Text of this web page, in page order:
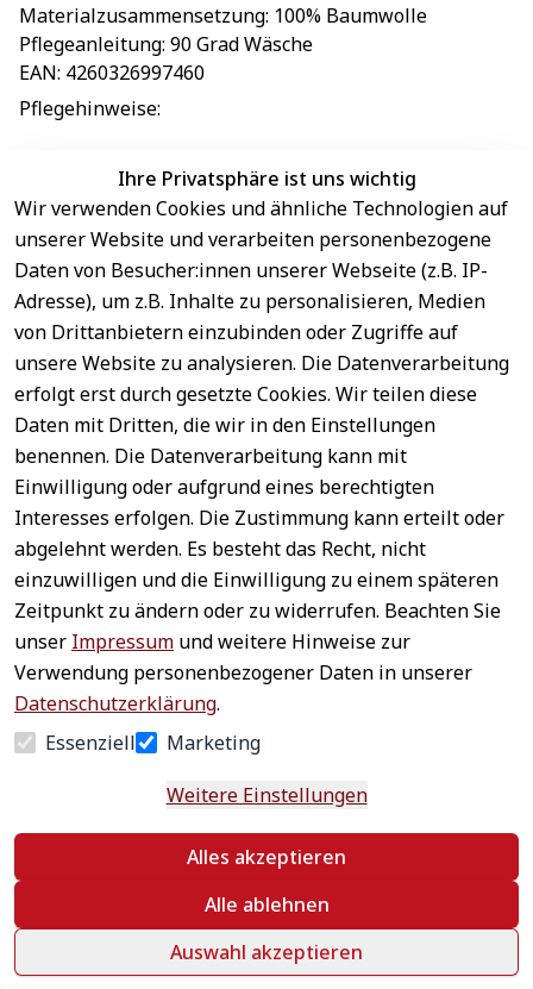
Materialzusammensetzung: 100% Baumwolle
Pflegeanleitung: 90 Grad Wäsche
EAN: 4260326997460
Pflegehinweise:
EU-Verantwortliche Person - klicken Sie für Details
Ihre Privatsphäre ist uns wichtig
Wir verwenden Cookies und ähnliche Technologien auf
unserer Website und verarbeiten personenbezogene
Daten von Besucher:innen unserer Webseite (z.B. IP-
Adresse), um z.B. Inhalte zu personalisieren, Medien
von Drittanbietern einzubinden oder Zugriffe auf
unsere Website zu analysieren. Die Datenverarbeitung
erfolgt erst durch gesetzte Cookies. Wir teilen diese
Daten mit Dritten, die wir in den Einstellungen
benennen. Die Datenverarbeitung kann mit
Einwilligung oder aufgrund eines berechtigten
Interesses erfolgen. Die Zustimmung kann erteilt oder
abgelehnt werden. Es besteht das Recht, nicht
einzuwilligen und die Einwilligung zu einem späteren
Zeitpunkt zu ändern oder zu widerrufen. Beachten Sie
unser Impressum und weitere Hinweise zur
Verwendung personenbezogener Daten in unserer
Datenschutzerklärung.
Essenziell
Marketing
Weitere Einstellungen
Alles akzeptieren
Alle ablehnen
Auswahl akzeptieren
Rechtliches
AGB
Impressum
Datenschutz
Widerrufsrecht
Widerrufsform
ular
Service
Kontakt
Registrieren
Zahlung &
Versand
Newsletter
abonnieren
Häufige
Fragen
Sichere
Zahlungsar
ten
Schneller
Versand
Vertrag
textildepot24 2026